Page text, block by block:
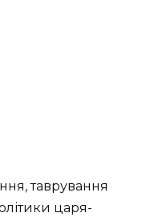
таврування
царя-